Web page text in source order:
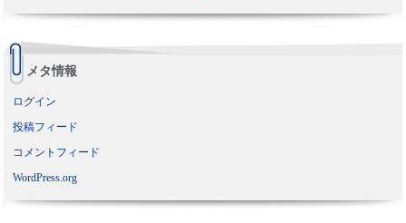
メタ情報
ログイン
投稿フィード
コメントフィード
WordPress.org